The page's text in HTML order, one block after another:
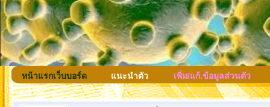
หน้าแรกเว็บบอร์ด แนะนำตัว เพิ่ม/แก้.ข้อมูลส่วนตัว